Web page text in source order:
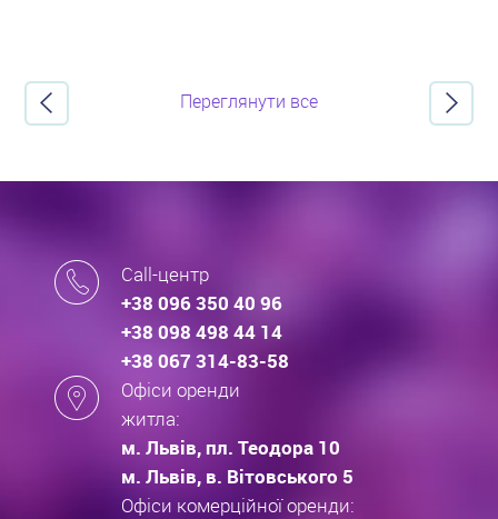
Переглянути все
Call-центр
+38 096 350 40 96
+38 098 498 44 14
+38 067 314-83-58
Офіси оренди
житла:
м. Львів, пл. Теодора 10
м. Львів, в. Вітовського 5
Офіси комерційної оренди: